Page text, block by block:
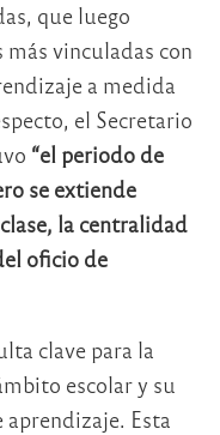
que luego
vinculadas con
a medida
el Secretario
“el periodo de
se extiende
la centralidad
oficio de
clave para la
escolar y su
Esta